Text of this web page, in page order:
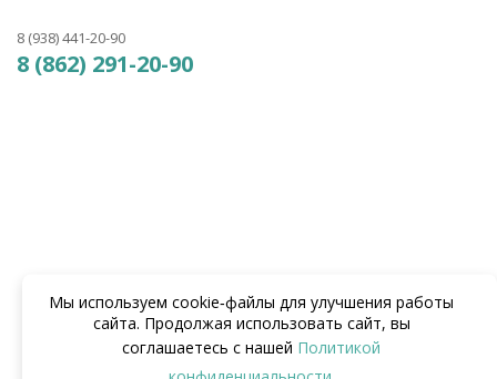
8 (938) 441-20-90
8 (862) 291-20-90
Мы используем cookie‑файлы для улучшения работы
сайта. Продолжая использовать сайт, вы
соглашаетесь с нашей Политикой